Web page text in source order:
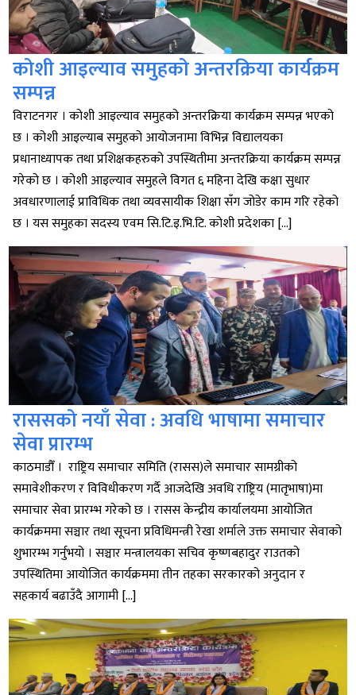
कोशी आइल्याव समुहको अन्तरक्रिया कार्यक्रम
सम्पन्न
विराटनगर । कोशी आइल्याव समुहको अन्तरक्रिया कार्यक्रम सम्पन्न भएको
छ । कोशी आइल्याब समुहको आयोजनामा विभिन्न विद्यालयका
प्रधानाध्यापक तथा प्रशिक्षकहरुको उपस्थितीमा अन्तरक्रिया कार्यक्रम सम्पन्न
गरेको छ । कोशी आइल्याव समुहले विगत ६ महिना देखि कक्षा सुधार
अवधारणालाई प्राविधिक तथा व्यवसायीक शिक्षा सँग जोडेर काम गरि रहेको
छ । यस समुहका सदस्य एवम सि.टि.इ.भि.टि. कोशी प्रदेशका […]
राससको नयाँ सेवा : अवधि भाषामा समाचार
सेवा प्रारम्भ
काठमाडौँ । राष्ट्रिय समाचार समिति (रासस)ले समाचार सामग्रीको
समावेशीकरण र विविधीकरण गर्दै आजदेखि अवधि राष्ट्रिय (मातृभाषा)मा
समाचार सेवा प्रारम्भ गरेको छ । रासस केन्द्रीय कार्यालयमा आयोजित
कार्यक्रममा सञ्चार तथा सूचना प्रविधिमन्त्री रेखा शर्माले उक्त समाचार सेवाको
शुभारम्भ गर्नुभयो । सञ्चार मन्त्रालयका सचिव कृष्णबहादुर राउतको
उपस्थितिमा आयोजित कार्यक्रममा तीन तहका सरकारको अनुदान र
सहकार्य बढाउँदै आगामी […]